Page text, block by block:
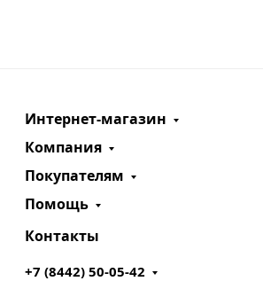
Интернет-магазин
Компания
Покупателям
Помощь
Контакты
+7 (8442) 50-05-42